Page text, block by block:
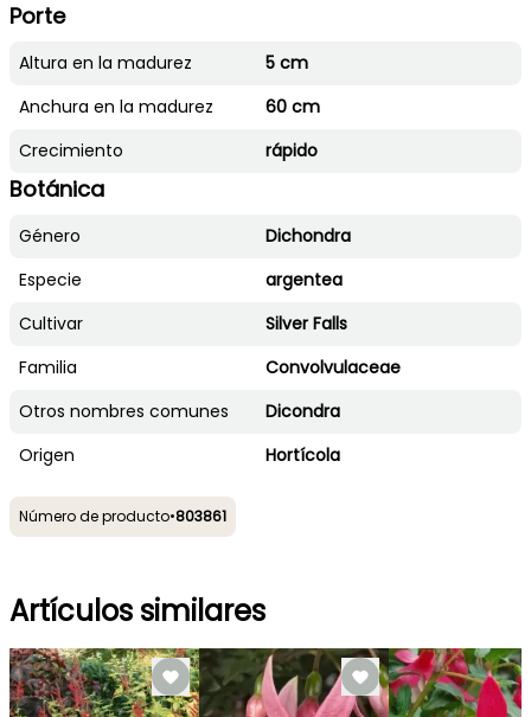
Porte
Altura en la madurez
5 cm
Anchura en la madurez
60 cm
Crecimiento
rápido
Botánica
Género
Dichondra
Especie
argentea
Cultivar
Silver Falls
Familia
Convolvulaceae
Otros nombres comunes
Dicondra
Origen
Hortícola
Número de producto•803861
Artículos similares